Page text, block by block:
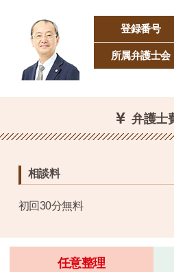
登録番号
所属弁護士会
弁護士
相談料
初回30分無料
任意整理